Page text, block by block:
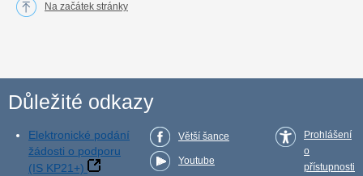
Na začátek stránky
Důležité odkazy
Elektronické podání
žádosti o podporu
(IS KP21+)
Větší šance
Youtube
Prohlášení
o
přístupnosti